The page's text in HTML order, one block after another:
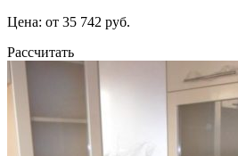
Цена: от 35 742 руб.
Рассчитать